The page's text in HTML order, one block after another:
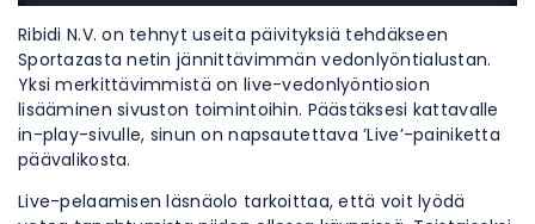
Ribidi N.V. on tehnyt useita päivityksiä tehdäkseen
Sportazasta netin jännittävimmän vedonlyöntialustan.
Yksi merkittävimmistä on live-vedonlyöntiosion
lisääminen sivuston toimintoihin. Päästäksesi kattavalle
in-play-sivulle, sinun on napsautettava ’Live’-painiketta
päävalikosta.
Live-pelaamisen läsnäolo tarkoittaa, että voit lyödä